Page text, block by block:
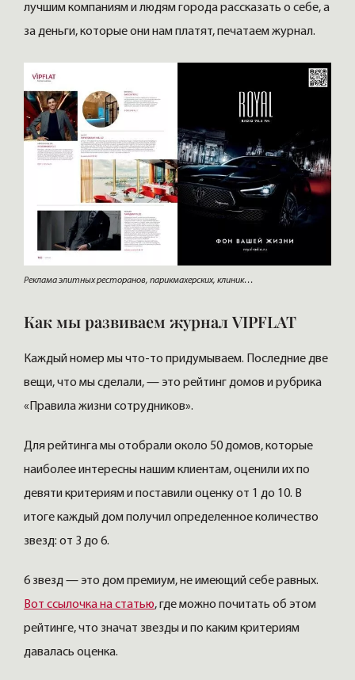
лучшим компаниям и людям города рассказать о себе, а
за деньги, которые они нам платят, печатаем журнал.
Реклама элитных ресторанов, парикмахерских, клиник…
Как мы развиваем журнал VIPFLAT
Каждый номер мы что-то придумываем. Последние две
вещи, что мы сделали, — это рейтинг домов и рубрика
«Правила жизни сотрудников».
Для рейтинга мы отобрали около 50 домов, которые
наиболее интересны нашим клиентам, оценили их по
девяти критериям и поставили оценку от 1 до 10. В
итоге каждый дом получил определенное количество
звезд: от 3 до 6.
6 звезд — это дом премиум, не имеющий себе равных.
Вот ссылочка на статью, где можно почитать об этом
рейтинге, что значат звезды и по каким критериям
давалась оценка.